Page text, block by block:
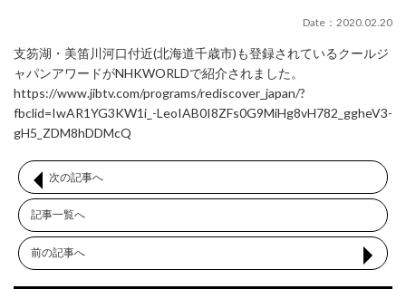
Date：2020.02.20
支笏湖・美笛川河口付近(北海道千歳市)も登録されているクールジ
ャパンアワードがNHKWORLDで紹介されました。
https://www.jibtv.com/programs/rediscover_japan/?
fbclid=IwAR1YG3KW1i_-LeoIAB0I8ZFs0G9MiHg8vH782_ggheV3-
gH5_ZDM8hDDMcQ
次の記事へ
記事一覧へ
前の記事へ